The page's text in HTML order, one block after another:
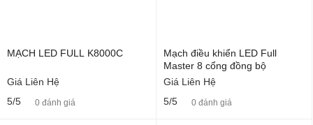
MẠCH LED FULL K8000C
Giá Liên Hệ
5/5
0 đánh giá
Mạch điều khiển LED Full
Master 8 cổng đồng bộ
Giá Liên Hệ
5/5
0 đánh giá